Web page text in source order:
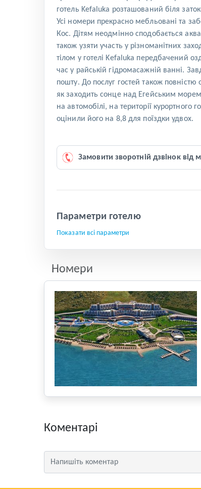
готель Kefaluka розташований біля
Усі номери прекрасно мебльовані та
Кос. Дітям неодмінно сподобається
також узяти участь у різноманітних
тілом у готелі Kefaluka передбачений
час у райській гідромасажній ванні.
пошту. До послуг гостей також
як заходить сонце над Егейським
на автомобілі, на території
оцінили його на 8,8 для поїздки удвох.
Замовити зворотній дзвінок від
Параметри готелю
Показати всі параметри
Номери
Коментарі